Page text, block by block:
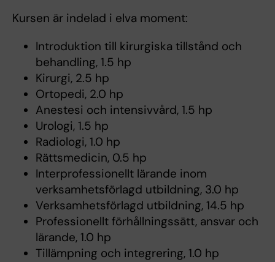
Kursen är indelad i elva moment:
Introduktion till kirurgiska tillstånd och
behandling, 1.5 hp
Kirurgi, 2.5 hp
Ortopedi, 2.0 hp
Anestesi och intensivvård, 1.5 hp
Urologi, 1.5 hp
Radiologi, 1.0 hp
Rättsmedicin, 0.5 hp
Interprofessionellt lärande inom
verksamhetsförlagd utbildning, 3.0 hp
Verksamhetsförlagd utbildning, 14.5 hp
Professionellt förhållningssätt, ansvar och
lärande, 1.0 hp
Tillämpning och integrering, 1.0 hp